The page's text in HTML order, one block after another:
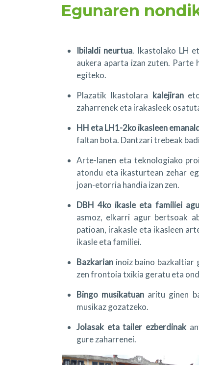
Egunaren
Ibilaldi neurtua. Ikastolako LH
aukera aparta izan zuten. Parte
egiteko.
Plazatik Ikastolara kalejiran
zaharrenek eta irakasleek
HH eta LH1-2ko ikasleen
faltan bota. Dantzari trebeak
Arte-lanen eta teknologiako
atondu eta ikasturtean zehar
joan-etorria handia izan zen.
DBH 4ko ikasle eta familiei
asmoz, elkarri agur bertsoak
patioan, irakasle eta ikasleen
ikasle eta familiei.
Bazkarian inoiz baino bazkaltiar
zen frontoia txikia geratu eta
Bingo musikatuan aritu ginen
musikaz gozatzeko.
Jolasak eta tailer ezberdinak
gure zaharrenei.